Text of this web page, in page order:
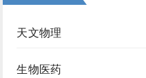
天文物理
生物医药